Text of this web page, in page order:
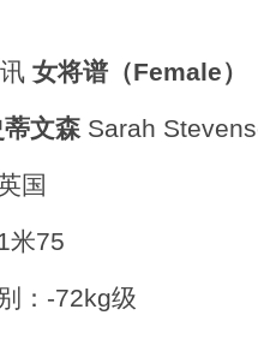
女将谱（Female）
文森 Sarah
国
75
-72kg级